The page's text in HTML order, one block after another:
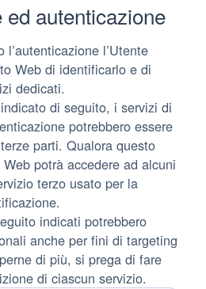
autenticazione
l’Utente
Web di identificarlo e di
dedicati.
di seguito, i servizi di
potrebbero essere
parti. Qualora questo
potrà accedere ad alcuni
terzo usato per la
indicati potrebbero
anche per fini di targeting
di più, si prega di fare
di ciascun servizio.